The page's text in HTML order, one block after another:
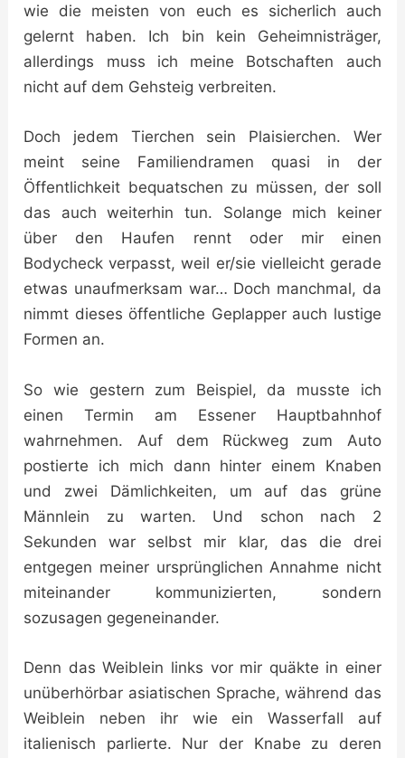
wie die meisten von euch es sicherlich auch
gelernt haben. Ich bin kein Geheimnisträger,
allerdings muss ich meine Botschaften auch
nicht auf dem Gehsteig verbreiten.
Doch jedem Tierchen sein Plaisierchen. Wer
meint seine Familiendramen quasi in der
Öffentlichkeit bequatschen zu müssen, der soll
das auch weiterhin tun. Solange mich keiner
über den Haufen rennt oder mir einen
Bodycheck verpasst, weil er/sie vielleicht gerade
etwas unaufmerksam war… Doch manchmal, da
nimmt dieses öffentliche Geplapper auch lustige
Formen an.
So wie gestern zum Beispiel, da musste ich
einen Termin am Essener Hauptbahnhof
wahrnehmen. Auf dem Rückweg zum Auto
postierte ich mich dann hinter einem Knaben
und zwei Dämlichkeiten, um auf das grüne
Männlein zu warten. Und schon nach 2
Sekunden war selbst mir klar, das die drei
entgegen meiner ursprünglichen Annahme nicht
miteinander kommunizierten, sondern
sozusagen gegeneinander.
Denn das Weiblein links vor mir quäkte in einer
unüberhörbar asiatischen Sprache, während das
Weiblein neben ihr wie ein Wasserfall auf
italienisch parlierte. Nur der Knabe zu deren